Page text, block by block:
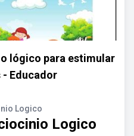
lógico para estimular
- Educador
Logico
Logico